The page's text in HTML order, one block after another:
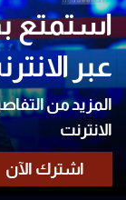
استمتع
عبر
المزيد من
الانترنت